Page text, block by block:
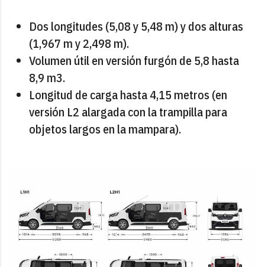
Dos longitudes (5,08 y 5,48 m) y dos alturas
(1,967 m y 2,498 m).
Volumen útil en versión furgón de 5,8 hasta
8,9 m3.
Longitud de carga hasta 4,15 metros (en
versión L2 alargada con la trampilla para
objetos largos en la mampara).